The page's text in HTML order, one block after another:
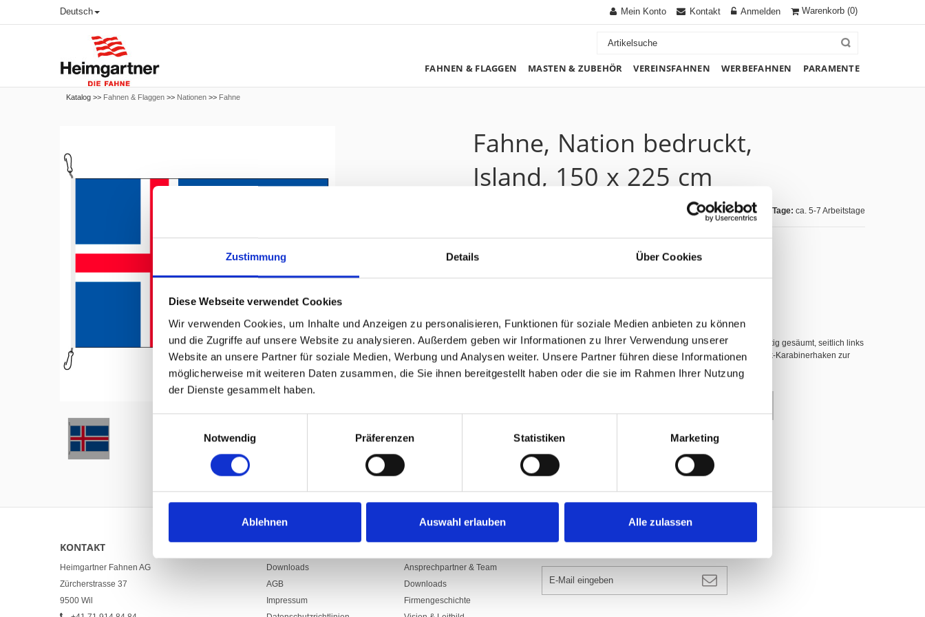
Zustimmung Details Über Cookies
Diese Webseite verwendet Cookies
Wir verwenden Cookies, um Inhalte und Anzeigen zu personalisieren, Funktionen für soziale Medien anbieten zu können
und die Zugriffe auf unsere Website zu analysieren. Außerdem geben wir Informationen zu Ihrer Verwendung unserer
Website an unsere Partner für soziale Medien, Werbung und Analysen weiter. Unsere Partner führen diese Informationen
möglicherweise mit weiteren Daten zusammen, die Sie ihnen bereitgestellt haben oder die sie im Rahmen Ihrer Nutzung
der Dienste gesammelt haben.
Notwendig
Präferenzen Statistiken Marketing
Ablehnen Auswahl erlauben Alle zulassen
Deutsch Warenkorb (0)
Mein Konto Kontakt Anmelden
FAHNEN & FLAGGEN MASTEN & ZUBEHÖR VEREINSFAHNEN WERBEFAHNEN PARAMENTE
Katalog >> Fahnen & Flaggen >> Nationen >> Fahne
Hover to zoom
Fahne, Nation bedruckt,
Island, 150 x 225 cm
Lieferzeit Tage: ca. 5-7 Arbeitstage
190.90 CHF
Art.Nr: A000895
1300.SDS150ISL
Aus Polyesterstoff 160/165 gr./m2​, schwer entflammbar nach DIN 4102 B1, 3-seitig gesäumt, seitlich links
mit Gurte, Seil und rostfreien Karabinerhaken (INOX), dazwischen weisse Plastik-Karabinerhaken zur
Seilführung, Rückseite Spiegelbild.
KONTAKT
Heimgartner Fahnen AG
Zürcherstrasse 37
9500 Wil
LINKS
Downloads
AGB
Impressum
UNTERNEHMEN
Ansprechpartner & Team
Downloads
Firmengeschichte
NEWSLETTER ANMELDEN